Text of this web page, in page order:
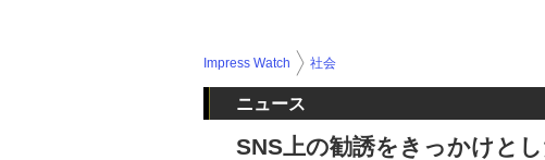
Impress Watch 社会
ニュース
SNS上の勧誘をきっかけと